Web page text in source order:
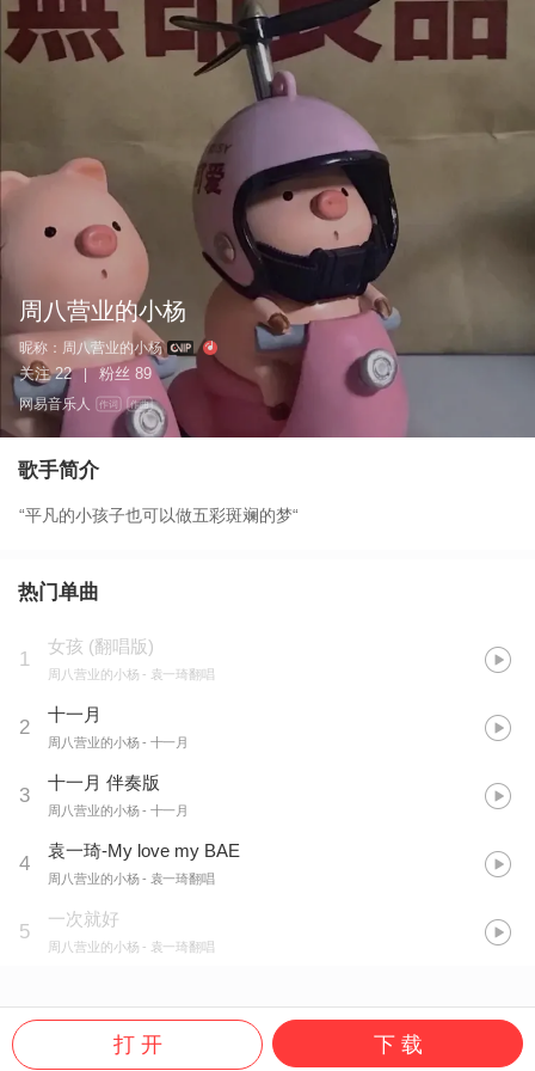
周八营业的小杨
昵称： 周八营业的小杨
关注 22 粉丝 89
网易音乐人 作词 作曲
歌手简介
“平凡的小孩子也可以做五彩斑斓的梦“
热门单曲
1
女孩 (翻唱版)
周八营业的小杨 - 袁一琦翻唱
2
十一月
周八营业的小杨- 十一月
3
十一月 伴奏版
周八营业的小杨- 十一月
4
袁一琦-My love my BAE
周八营业的小杨- 袁一琦翻唱
5
一次就好
周八营业的小杨 - 袁一琦翻唱
打 开 下 载